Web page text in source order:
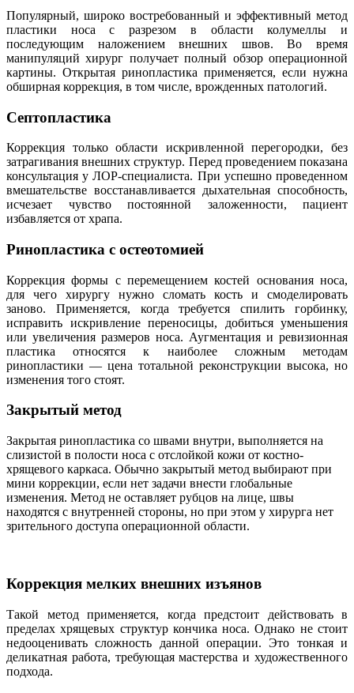
Популярный, широко востребованный и эффективный метод
пластики носа с разрезом в области колумеллы и
последующим наложением внешних швов. Во время
манипуляций хирург получает полный обзор операционной
картины. Открытая ринопластика применяется, если нужна
обширная коррекция, в том числе, врожденных патологий.
Септопластика
Коррекция только области искривленной перегородки, без
затрагивания внешних структур. Перед проведением показана
консультация у ЛОР-специалиста. При успешно проведенном
вмешательстве восстанавливается дыхательная способность,
исчезает чувство постоянной заложенности, пациент
избавляется от храпа.
Ринопластика с остеотомией
Коррекция формы с перемещением костей основания носа,
для чего хирургу нужно сломать кость и смоделировать
заново. Применяется, когда требуется спилить горбинку,
исправить искривление переносицы, добиться уменьшения
или увеличения размеров носа. Аугментация и ревизионная
пластика относятся к наиболее сложным методам
ринопластики — цена тотальной реконструкции высока, но
изменения того стоят.
Закрытый метод
Закрытая ринопластика со швами внутри, выполняется на
слизистой в полости носа с отслойкой кожи от костно-
хрящевого каркаса. Обычно закрытый метод выбирают при
мини коррекции, если нет задачи внести глобальные
изменения. Метод не оставляет рубцов на лице, швы
находятся с внутренней стороны, но при этом у хирурга нет
зрительного доступа операционной области.
Коррекция мелких внешних изъянов
Такой метод применяется, когда предстоит действовать в
пределах хрящевых структур кончика носа. Однако не стоит
недооценивать сложность данной операции. Это тонкая и
деликатная работа, требующая мастерства и художественного
подхода.